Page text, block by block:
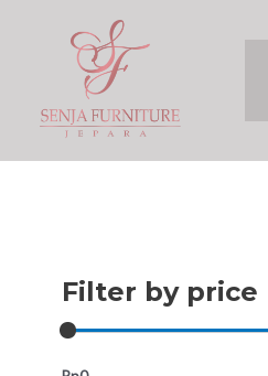
Filter by price